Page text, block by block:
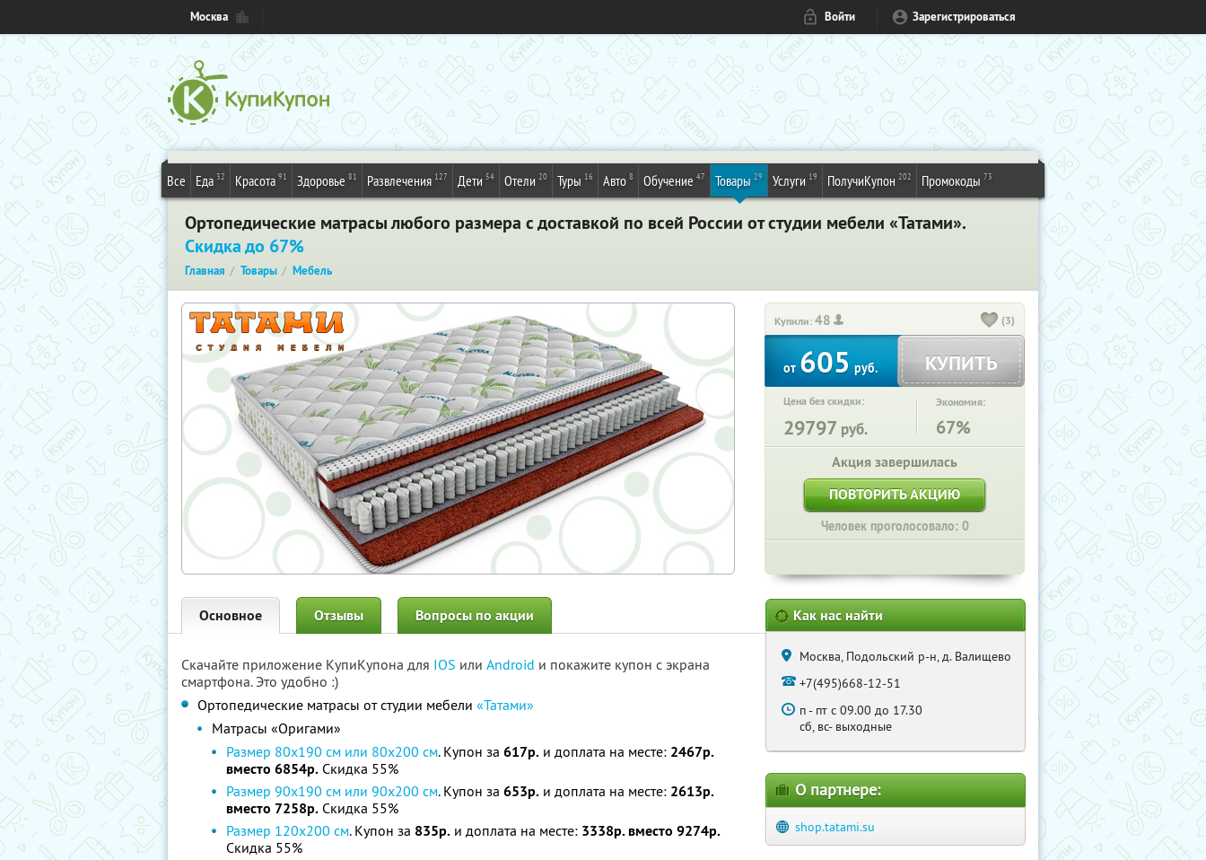
Москва Войти Зарегистрироваться
Все Еда 32 Красота 91 Здоровье 81 Развлечения 127 Дети 54 Отели 20 Туры 16 Авто 8 Обучение 47 Товары 29 Услуги 19 ПолучиКупон 202 Промокоды 73
Ортопедические матрасы любого размера с доставкой по всей России от студии мебели «Татами».
Скидка до 67%
Главная Товары Мебель
Купили:48 (3)
от605руб. КУПИТЬ
Цена без скидки:
29797 руб.
Экономия:
67%
Акция завершилась
ПОВТОРИТЬ АКЦИЮ
Человек проголосовало: 0
Основное Отзывы Вопросы по акции
Скачайте приложение КупиКупона для IOS или Android и покажите купон с экрана
смартфона. Это удобно :)
Ортопедические матрасы от студии мебели «Татами»
Матрасы «Оригами»
Размер 80х190 cм или 80х200 см. Купон за 617р. и доплата на месте: 2467р.
вместо 6854р. Скидка 55%
Размер 90х190 cм или 90х200 см. Купон за 653р. и доплата на месте: 2613р.
вместо 7258р. Скидка 55%
Размер 120х200 см. Купон за 835р. и доплата на месте: 3338р. вместо 9274р.
Скидка 55%
Как нас найти
Москва, Подольский р-н, д. Валищево
+7(495)668-12-51
п - пт с 09.00 до 17.30
сб, вс- выходные
О партнере:
shop.tatami.su